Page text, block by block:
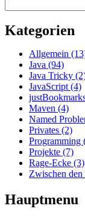
Kategorien
Allgemein
Java (94)
Java Tricky
JavaScript (4)
Maven (4)
Named
Privates (2)
Programming
Projekte (7)
Rage-Ecke (3)
Zwischen
Hauptmenu